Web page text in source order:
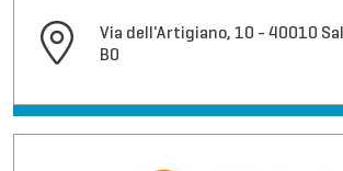
Via dell'Artigiano, 10 - 40010
BO